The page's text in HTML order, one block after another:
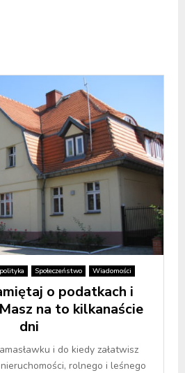
Społeczeństwo Wiadomości
o podatkach i
na to kilkanaście
dni
i do kiedy załatwisz
rolnego i leśnego